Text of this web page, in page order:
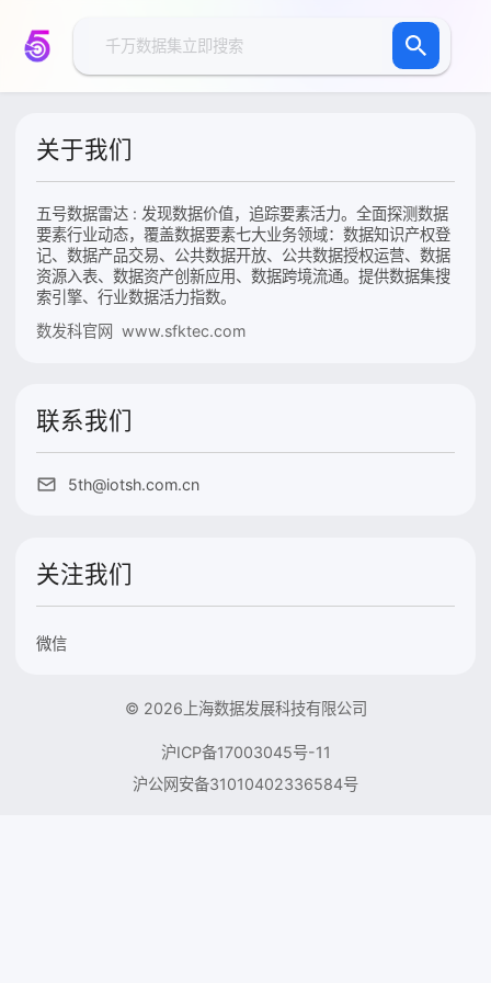
关于我们
五号数据雷达 : 发现数据价值，追踪要素活力。全面探测数据
要素行业动态，覆盖数据要素七大业务领域：数据知识产权登
记、数据产品交易、公共数据开放、公共数据授权运营、数据
资源入表、数据资产创新应用、数据跨境流通。提供数据集搜
索引擎、行业数据活力指数。
数发科官网 www.sfktec.com
联系我们
5th@iotsh.com.cn
关注我们
微信
© 2026上海数据发展科技有限公司
沪ICP备17003045号-11
沪公网安备31010402336584号